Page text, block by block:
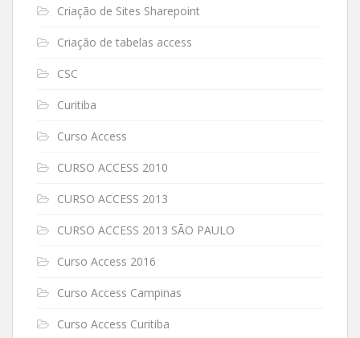
Criação de Sites Sharepoint
Criação de tabelas access
CSC
Curitiba
Curso Access
CURSO ACCESS 2010
CURSO ACCESS 2013
CURSO ACCESS 2013 SÃO PAULO
Curso Access 2016
Curso Access Campinas
Curso Access Curitiba